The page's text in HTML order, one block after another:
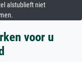
alstublieft niet
voor u